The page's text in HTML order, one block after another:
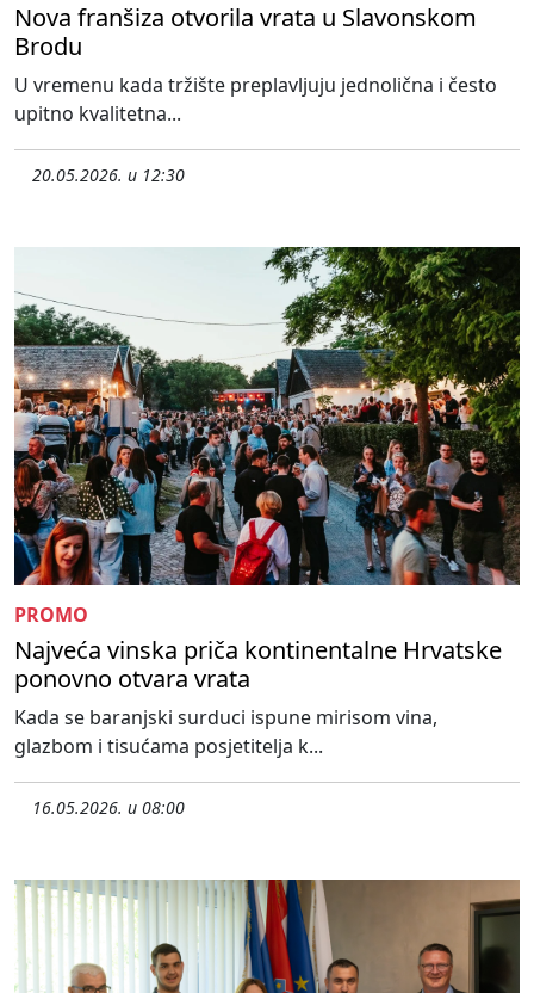
Nova franšiza otvorila vrata u Slavonskom
Brodu
U vremenu kada tržište preplavljuju jednolična i često
upitno kvalitetna...
20.05.2026. u 12:30
PROMO
Najveća vinska priča kontinentalne Hrvatske
ponovno otvara vrata
Kada se baranjski surduci ispune mirisom vina,
glazbom i tisućama posjetitelja k...
16.05.2026. u 08:00